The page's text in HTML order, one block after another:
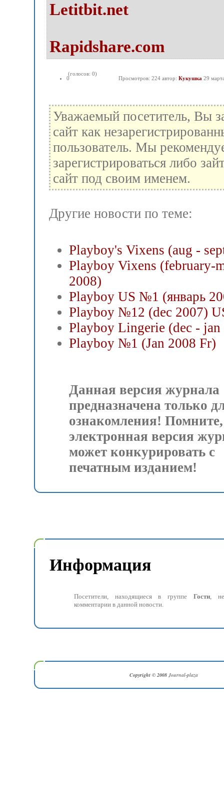
Letitbit.net
Rapidshare.com
0
(голосов: 0)
Просмотров: 224 автор: Кукушка 29
Уважаемый посетитель, Вы
сайт как
пользователь. Мы
зарегистрироваться либо
сайт под своим именем.
Другие новости по теме:
Playboy's Vixens (aug -
Playboy Vixens (february-
2008)
Playboy US №1 (январь
Playboy №12 (dec 2007)
Playboy Lingerie (dec - jan
Playboy №1 (Jan 2008 Fr)
Данная версия журнала
предназначена только
ознакомления!
электронная версия
может конкурировать с
печатным изданием!
Информация
Посетители, находящиеся в группе Гости, не
комментарии в данной новости.
Copyright © 2008Journal-plaza